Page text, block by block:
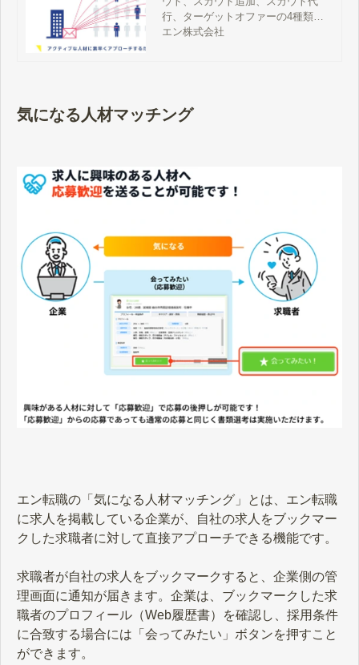
行、ターゲットオファーの4種類あ
ります。種類別のスカウトサービス
エン株式会社
気になる人材マッチング
エン転職の「気になる人材マッチング」とは、エン転職
に求人を掲載している企業が、自社の求人をブックマー
クした求職者に対して直接アプローチできる機能です。
求職者が自社の求人をブックマークすると、企業側の管
理画面に通知が届きます。企業は、ブックマークした求
職者のプロフィール（Web履歴書）を確認し、採用条件
に合致する場合には「会ってみたい」ボタンを押すこと
ができます。